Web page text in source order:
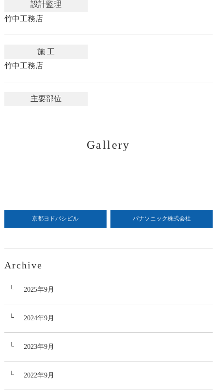
設計監理
竹中工務店
施 工
竹中工務店
主要部位
Gallery
京都ヨドバシビル パナソニック株式会社
Archive
2025年9月
2024年9月
2023年9月
2022年9月